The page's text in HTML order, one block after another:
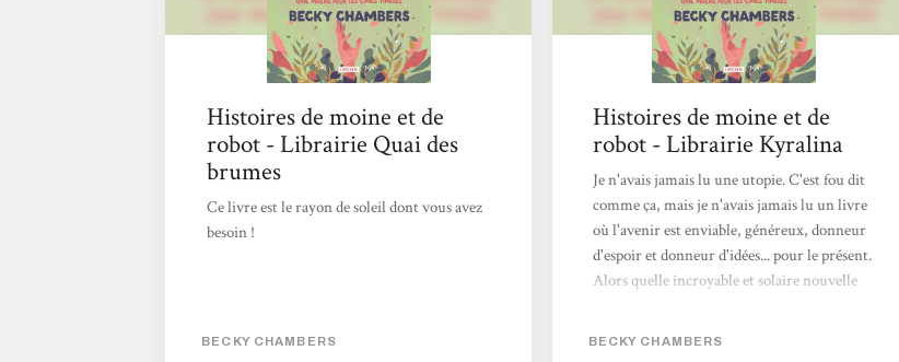
Histoires de moine et de
robot - Librairie Quai des
brumes
Ce livre est le rayon de soleil dont vous avez
besoin !
BECKY CHAMBERS
Histoires de moine et de
robot - Librairie Kyralina
Je n'avais jamais lu une utopie. C'est fou dit
comme ça, mais je n'avais jamais lu un livre
où l'avenir est enviable, généreux, donneur
d'espoir et donneur d'idées... pour le présent.
Alors quelle incroyable et solaire nouvelle
BECKY CHAMBERS